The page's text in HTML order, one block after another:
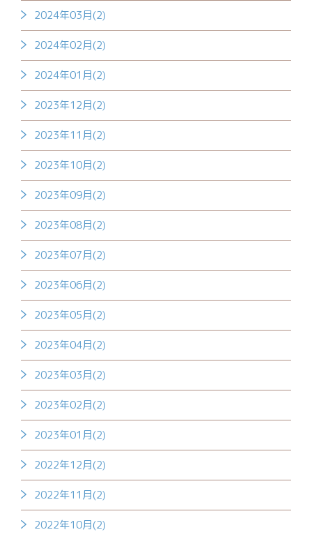
2024年03月(2)
2024年02月(2)
2024年01月(2)
2023年12月(2)
2023年11月(2)
2023年10月(2)
2023年09月(2)
2023年08月(2)
2023年07月(2)
2023年06月(2)
2023年05月(2)
2023年04月(2)
2023年03月(2)
2023年02月(2)
2023年01月(2)
2022年12月(2)
2022年11月(2)
2022年10月(2)